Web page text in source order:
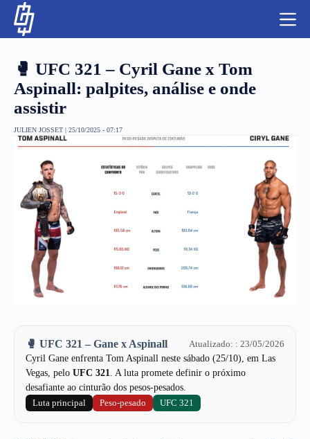
LUTAS E MMA
MLS
🥊 UFC 321 – Cyril Gane x Tom
Aspinall: palpites, análise e onde
assistir
JULIEN JOSSET | 25/10/2025 - 07:17
🥊 UFC 321 – Gane x Aspinall
Atualizado: : 23/05/2026
Cyril Gane enfrenta Tom Aspinall neste sábado (25/10), em Las
Vegas, pelo UFC 321. A luta promete definir o próximo
desafiante ao cinturão dos pesos-pesados.
Luta principal
Peso-pesado UFC 321